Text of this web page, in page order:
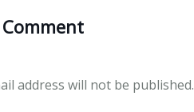
address will not be published.